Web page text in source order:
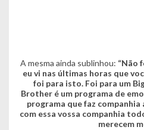
A mesma ainda sublinhou: “Não
eu vi nas últimas horas que
foi para isto. Foi para um
Brother é um programa de
programa que faz
com essa vossa companhia
merecem